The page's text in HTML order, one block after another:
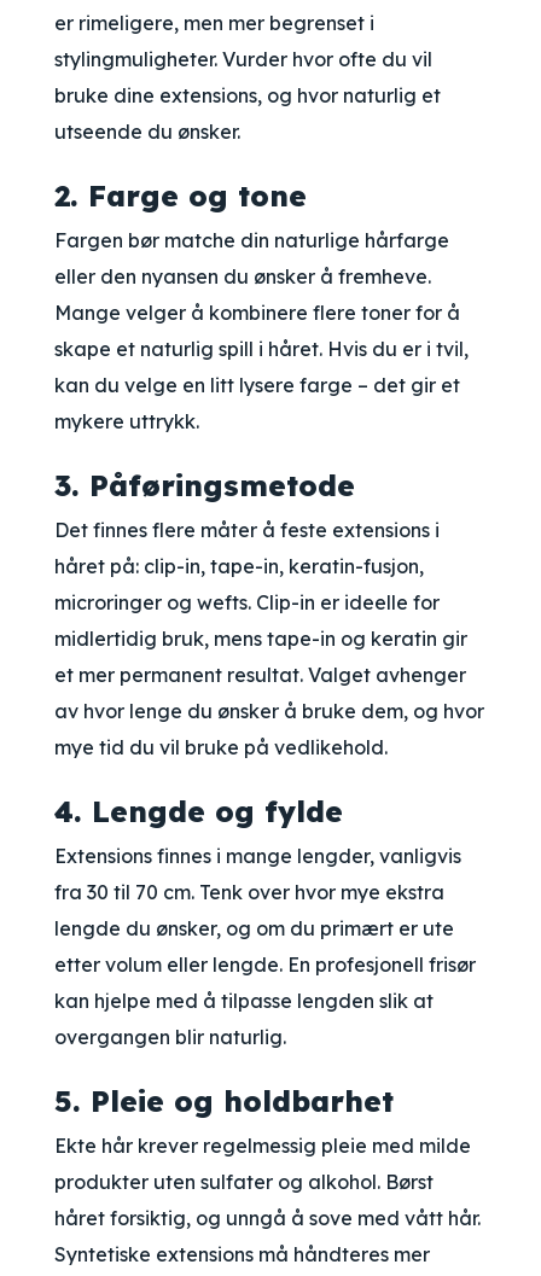
er rimeligere, men mer begrenset i
stylingmuligheter. Vurder hvor ofte du vil
bruke dine extensions, og hvor naturlig et
utseende du ønsker.
2. Farge og tone
Fargen bør matche din naturlige hårfarge
eller den nyansen du ønsker å fremheve.
Mange velger å kombinere flere toner for å
skape et naturlig spill i håret. Hvis du er i tvil,
kan du velge en litt lysere farge – det gir et
mykere uttrykk.
3. Påføringsmetode
Det finnes flere måter å feste extensions i
håret på: clip-in, tape-in, keratin-fusjon,
microringer og wefts. Clip-in er ideelle for
midlertidig bruk, mens tape-in og keratin gir
et mer permanent resultat. Valget avhenger
av hvor lenge du ønsker å bruke dem, og hvor
mye tid du vil bruke på vedlikehold.
4. Lengde og fylde
Extensions finnes i mange lengder, vanligvis
fra 30 til 70 cm. Tenk over hvor mye ekstra
lengde du ønsker, og om du primært er ute
etter volum eller lengde. En profesjonell frisør
kan hjelpe med å tilpasse lengden slik at
overgangen blir naturlig.
5. Pleie og holdbarhet
Ekte hår krever regelmessig pleie med milde
produkter uten sulfater og alkohol. Børst
håret forsiktig, og unngå å sove med vått hår.
Syntetiske extensions må håndteres mer